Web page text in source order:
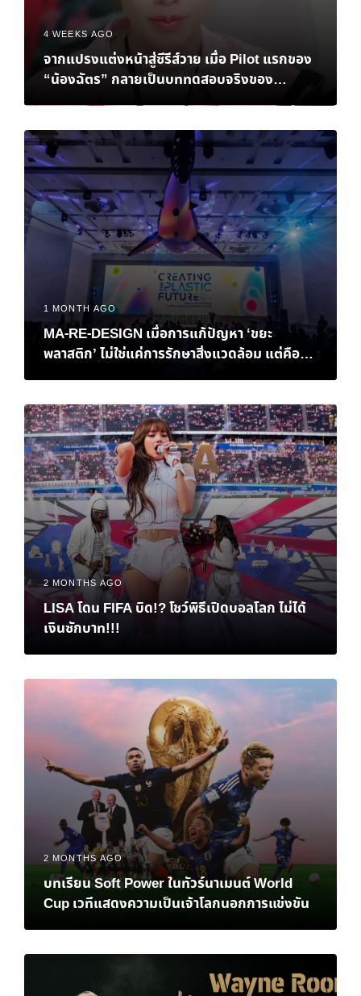
4 WEEKS AGO
จากแปรงแต่งหน้าสู่ซีรีส์วาย เมื่อ Pilot แรกของ
“น้องฉัตร” กลายเป็นบททดสอบจริงของ
Personal Brand
1 MONTH AGO
MA-RE-DESIGN เมื่อการแก้ปัญหา ‘ขยะ
พลาสติก’ ไม่ใช่แค่การรักษาสิ่งแวดล้อม แต่คือ
2 MONTHS AGO
LISA โดน FIFA บิด!? โชว์พิธีเปิดบอลโลก ไม่ได้
เงินซักบาท!!!
2 MONTHS AGO
บทเรียน Soft Power ในทัวร์นาเมนต์ World
Cup เวทีแสดงความเป็นเจ้าโลกนอกการแข่งขัน